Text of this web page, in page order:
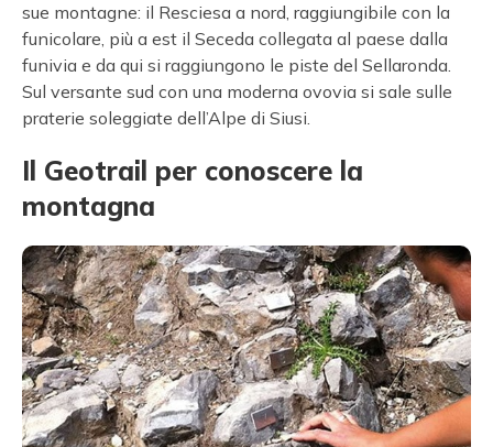
sue montagne: il Resciesa a nord, raggiungibile con la
funicolare, più a est il Seceda collegata al paese dalla
funivia e da qui si raggiungono le piste del Sellaronda.
Sul versante sud con una moderna ovovia si sale sulle
praterie soleggiate dell’Alpe di Siusi.
Il Geotrail per conoscere la
montagna